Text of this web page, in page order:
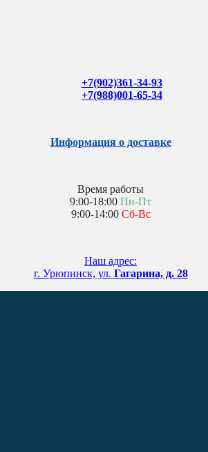
+7(902)361-34-93
+7(988)001-65-34
Информация о доставке
Время работы
9:00-18:00 Пн-Пт
9:00-14:00 Сб-Вс
Наш адрес:
г. Урюпинск, ул. Гагарина, д. 28